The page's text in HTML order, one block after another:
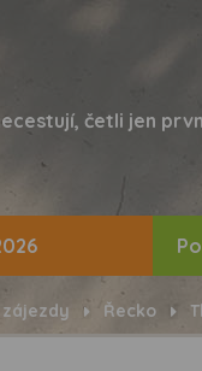
četli jen
Řecko